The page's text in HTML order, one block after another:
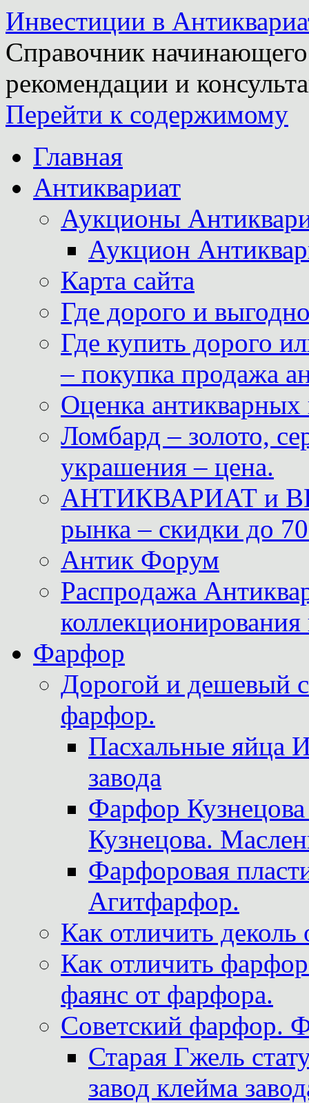
Инвестиции в
Справочник
рекомендации и
Перейти к содержимому
Главная
Антиквариат
Аукционы
Аукцион
Карта сайта
Где дорого и
Где купить дорого
– покупка продажа
Оценка антикварных
Ломбард – золото,
украшения – цена.
АНТИКВАРИАТ и
рынка – скидки до
Антик Форум
Распродажа
Фарфор
Дорогой и дешевый
фарфор.
Пасхальные яйца
завода
Фарфор
Кузнецова.
Фарфоровая
Агитфарфор.
Как отличить
Как отличить
фаянс от фарфора.
Советский фарфор.
Старая Гжель
завод клейма